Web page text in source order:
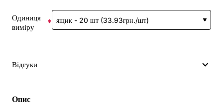
Одиниця
виміру
Відгуки
Опис